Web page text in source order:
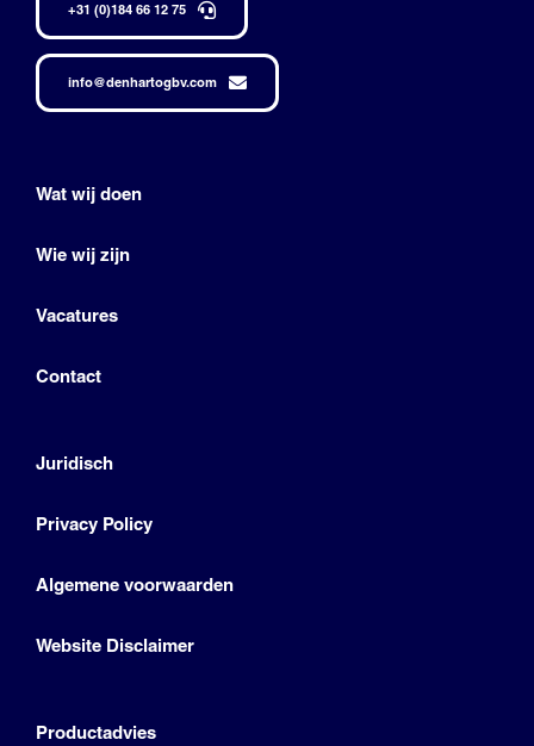
+31 (0)184 66 12 75
info@denhartogbv.com
Wat wij doen
Wie wij zijn
Vacatures
Contact
Juridisch
Privacy Policy
Algemene voorwaarden
Website Disclaimer
Productadvies